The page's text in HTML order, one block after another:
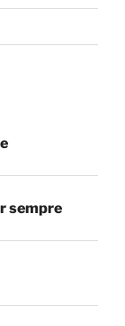
sempre